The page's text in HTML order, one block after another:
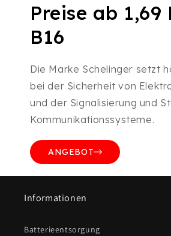
Preise ab 1,69
B16
Die Marke Schelinger setzt
bei der Sicherheit von
und der Signalisierung und
Kommunikationssysteme.
ANGEBOT
Informationen
Batterieentsorgung